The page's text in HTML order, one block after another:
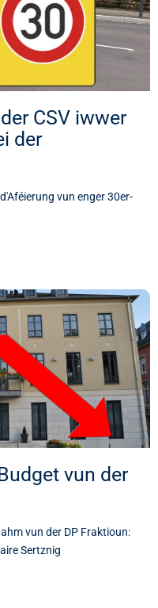
CSV iwwer
der
vun enger 30er-
vun der
vun der DP Fraktioun:
Sertznig